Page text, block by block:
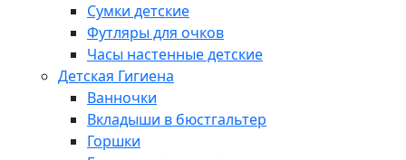
Сумки детские
Футляры для очков
Часы настенные детские
Детская Гигиена
Ванночки
Вкладыши в бюстгальтер
Горшки